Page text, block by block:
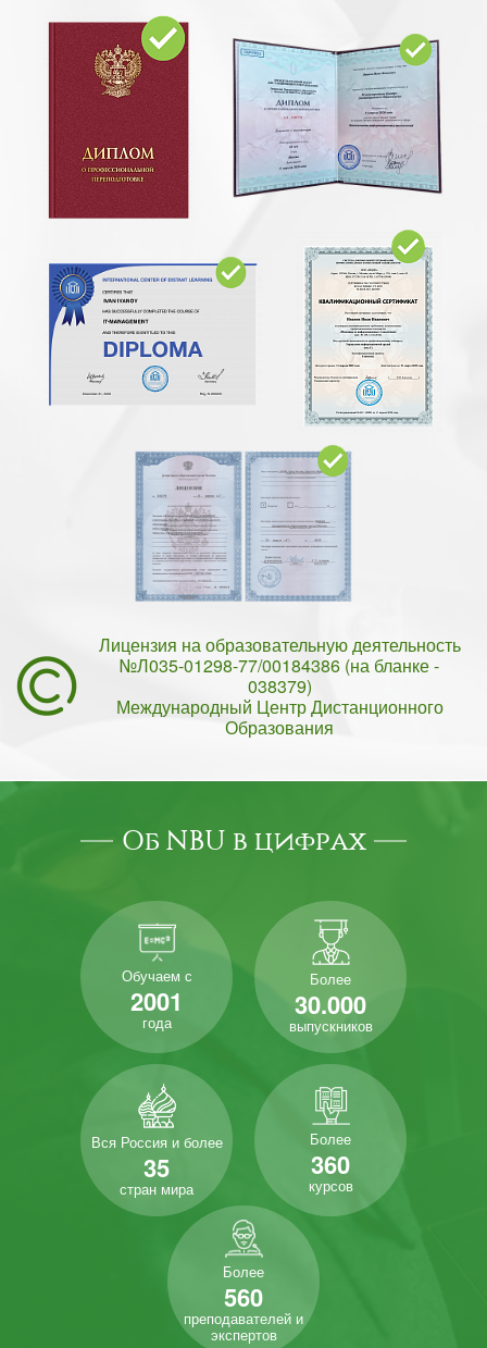
Лицензия на образовательную деятельность
№Л035-01298-77/00184386 (на бланке -
038379)
Международный Центр Дистанционного
Образования
Об NBU в цифрах
Обучаем с
2001
года
Более
30.000
выпускников
Вся Россия и более
35
стран мира
Более
360
курсов
Более
560
преподавателей и
экспертов